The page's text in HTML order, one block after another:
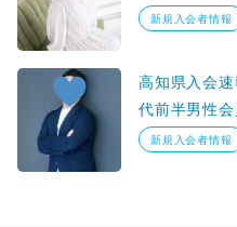
新規入会者情報
高知県入会
代前半男性
新規入会者情報